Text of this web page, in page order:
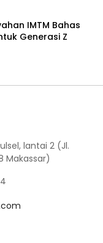
IMTM Bahas
Generasi Z
lantai 2 (Jl.
Makassar)